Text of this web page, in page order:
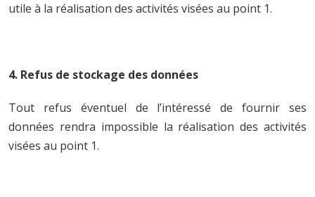
utile à la réalisation des activités visées au point 1.
4. Refus de stockage des données
Tout refus éventuel de l’intéressé de fournir ses
données rendra impossible la réalisation des activités
visées au point 1.